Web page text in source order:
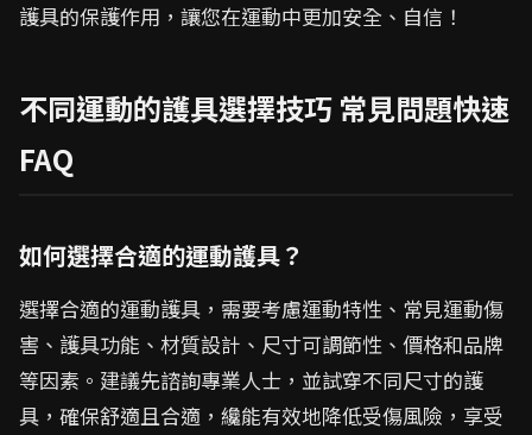
護具的保護作用，讓您在運動中更加安全、自信！
不同運動的護具選擇技巧 常見問題快速
FAQ
如何選擇合適的運動護具？
選擇合適的運動護具，需要考慮運動特性、常見運動傷
害、護具功能、材質設計、尺寸可調節性、價格和品牌
等因素。建議先諮詢專業人士，並試穿不同尺寸的護
具，確保舒適且合適，纔能有效地降低受傷風險，享受